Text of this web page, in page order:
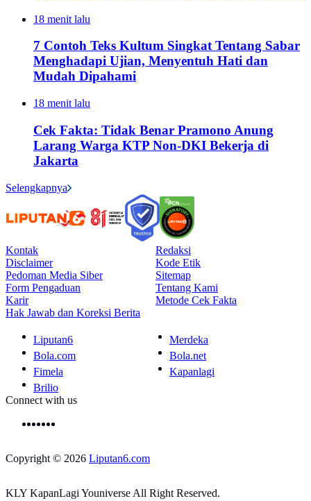
18 menit lalu
7 Contoh Teks Kultum Singkat Tentang Sabar
Menghadapi Ujian, Menyentuh Hati dan
Mudah Dipahami
18 menit lalu
Cek Fakta: Tidak Benar Pramono Anung
Larang Warga KTP Non-DKI Bekerja di
Jakarta
Selengkapnya
Kontak
Redaksi
Disclaimer
Kode Etik
Pedoman Media Siber
Sitemap
Form Pengaduan
Tentang Kami
Karir
Metode Cek Fakta
Hak Jawab dan Koreksi Berita
Liputan6
Merdeka
Bola.com
Bola.net
Fimela
Kapanlagi
Brilio
Connect with us
Copyright © 2026 Liputan6.com
KLY KapanLagi Youniverse All Right Reserved.